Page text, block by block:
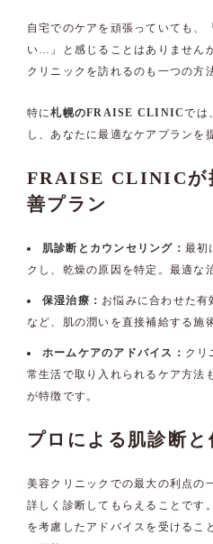
自宅でのケアを頑張っていても、
い…」と感じることはありません
クリニックを訪れるのも一つの方
特に札幌のFRAISE CLINICでは
し、あなたに最適なケアプランを
FRAISE CLINICが
善プラン
肌診断とカウンセリング： 最初
クし、乾燥の原因を特定。最適な
保湿治療： お悩みに合わせた有
など、肌の潤いを直接補給する施
ホームケアのアドバイス： クリ
常生活で取り入れられるケア方法
が特徴です。
プロによる肌診断と
美容クリニックでの最大の利点の
詳しく診断してもらえることです
を考慮したアドバイスを受けるこ